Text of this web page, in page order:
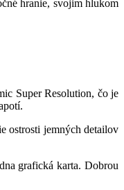
hranie, svojim hlukom
Super Resolution, čo je
ostrosti jemných detailov
grafická karta. Dobrou